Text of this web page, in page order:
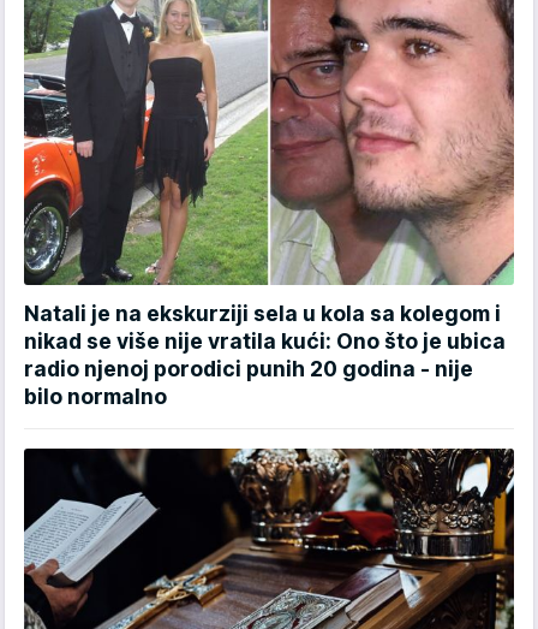
Natali je na ekskurziji sela u kola sa kolegom i
nikad se više nije vratila kući: Ono što je ubica
radio njenoj porodici punih 20 godina - nije
bilo normalno